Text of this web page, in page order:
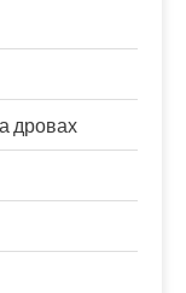
дровах